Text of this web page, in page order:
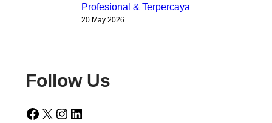
Profesional & Terpercaya
20 May 2026
Follow Us
Facebook X Instagram LinkedIn